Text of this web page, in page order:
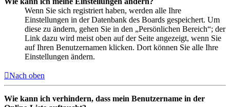
Wenn Sie sich registriert haben, werden alle Ihre
Einstellungen in der Datenbank des Boards gespeichert. Um
diese zu ändern, gehen Sie in den „Persönlichen Bereich“; der
Link dazu wird meist oben auf der Seite angezeigt, wenn Sie
auf Ihren Benutzernamen klicken. Dort können Sie alle Ihre
Einstellungen ändern.
Nach oben
Wie kann ich verhindern, dass mein Benutzername in der